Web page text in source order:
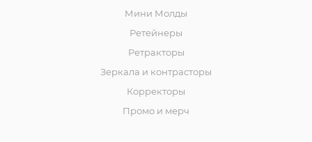
Мини Молды
Ретейнеры
Ретракторы
Зеркала и контраcторы
Корректоры
Промо и мерч